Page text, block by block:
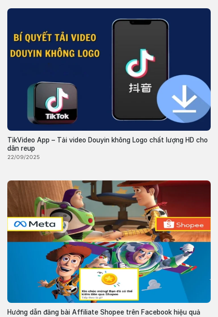
TikVideo App – Tải video Douyin không Logo chất lượng HD cho
dân reup
22/09/2025
Hướng dẫn đăng bài Affiliate Shopee trên Facebook hiệu quả